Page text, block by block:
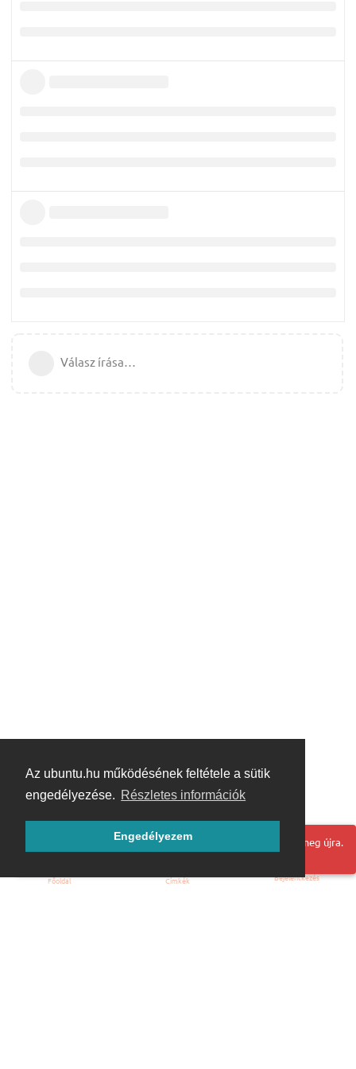
Az ubuntu.hu működésének feltétele a sütik
engedélyezése. Részletes információk
Engedélyezem
Válasz írása…
Hoppá! Valami hiba történt. Frissítse az oldalt és próbálja meg újra.
Főoldal Címkék Bejelentkezés